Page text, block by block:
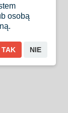
osobą
TAK NIE